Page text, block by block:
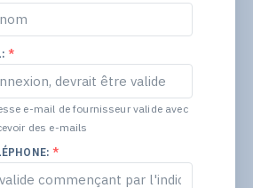
*
e-mail de fournisseur valide avec
des e-mails
*